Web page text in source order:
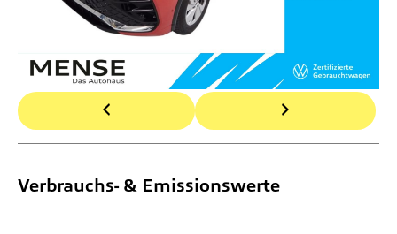
Verbrauchs- & Emissionswerte